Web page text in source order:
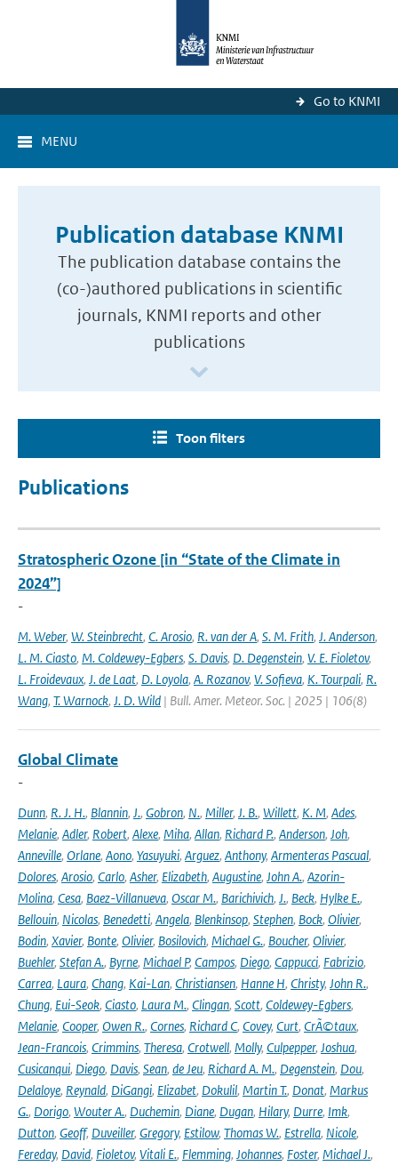
Go to KNMI
MENU
Publication database KNMI
The publication database contains the
(co-)authored publications in scientific
journals, KNMI reports and other
publications
Toon filters
Publications
Stratospheric Ozone [in “State of the Climate in
2024”]
-
M. Weber, W. Steinbrecht, C. Arosio, R. van der A, S. M. Frith, J. Anderson,
L. M. Ciasto, M. Coldewey-Egbers, S. Davis, D. Degenstein, V. E. Fioletov,
L. Froidevaux, J. de Laat, D. Loyola, A. Rozanov, V. Sofieva, K. Tourpali, R.
Wang, T. Warnock, J. D. Wild | Bull. Amer. Meteor. Soc. | 2025 | 106(8)
Global Climate
-
Dunn, R. J. H., Blannin, J., Gobron, N., Miller, J. B., Willett, K. M, Ades,
Melanie, Adler, Robert, Alexe, Miha, Allan, Richard P., Anderson, Joh,
Anneville, Orlane, Aono, Yasuyuki, Arguez, Anthony, Armenteras Pascual,
Dolores, Arosio, Carlo, Asher, Elizabeth, Augustine, John A., Azorin-
Molina, Cesa, Baez-Villanueva, Oscar M., Barichivich, J., Beck, Hylke E.,
Bellouin, Nicolas, Benedetti, Angela, Blenkinsop, Stephen, Bock, Olivier,
Bodin, Xavier, Bonte, Olivier, Bosilovich, Michael G., Boucher, Olivier,
Buehler, Stefan A., Byrne, Michael P, Campos, Diego, Cappucci, Fabrizio,
Carrea, Laura, Chang, Kai-Lan, Christiansen, Hanne H, Christy, John R.,
Chung, Eui-Seok, Ciasto, Laura M., Clingan, Scott, Coldewey-Egbers,
Melanie, Cooper, Owen R., Cornes, Richard C, Covey, Curt, CrÃ©taux,
Jean-Francois, Crimmins, Theresa, Crotwell, Molly, Culpepper, Joshua,
Cusicanqui, Diego, Davis, Sean, de Jeu, Richard A. M., Degenstein, Dou,
Delaloye, Reynald, DiGangi, Elizabet, Dokulil, Martin T., Donat, Markus
G., Dorigo, Wouter A., Duchemin, Diane, Dugan, Hilary, Durre, Imk,
Dutton, Geoff, Duveiller, Gregory, Estilow, Thomas W., Estrella, Nicole,
Fereday, David, Fioletov, Vitali E., Flemming, Johannes, Foster, Michael J.,